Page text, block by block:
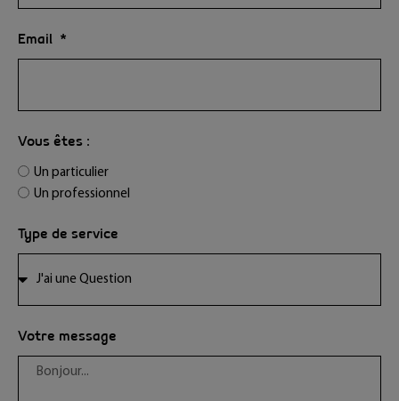
Email
Vous êtes :
Un particulier
Un professionnel
Type de service
Votre message